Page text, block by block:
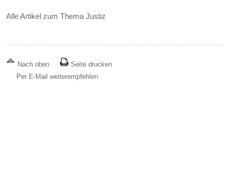
Alle Artikel zum Thema Justiz
Nach oben
Seite drucken
Per E-Mail weiterempfehlen